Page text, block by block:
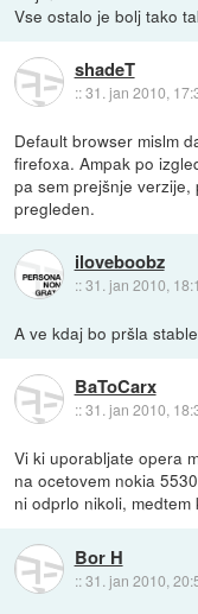
Vse ostalo je bolj tako
shadeT
::31. jan 2010,
Default browser mislm
firefoxa. Ampak po
pa sem prejšnje
pregleden.
iloveboobz
::31. jan 2010,
A ve kdaj bo pršla
BaToCarx
::31. jan 2010,
Vi ki uporabljate opera
na ocetovem nokia
ni odprlo nikoli,
Bor H
::31. jan 2010,